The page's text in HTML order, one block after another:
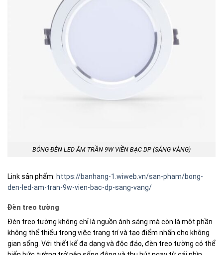
BÓNG ĐÈN LED ÂM TRẦN 9W VIỀN BẠC DP (SÁNG VÀNG)
Link sản phẩm: https://banhang-1.wiweb.vn/san-pham/bong-
den-led-am-tran-9w-vien-bac-dp-sang-vang/
Đèn treo tường
Đèn treo tường không chỉ là nguồn ánh sáng mà còn là một phần
không thể thiếu trong việc trang trí và tạo điểm nhấn cho không
gian sống. Với thiết kế đa dạng và độc đáo, đèn treo tường có thể